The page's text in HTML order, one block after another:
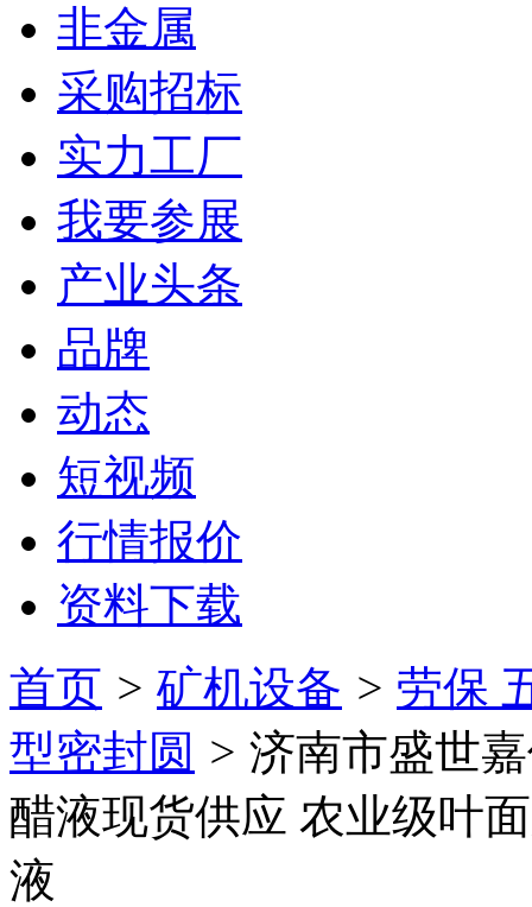
非金属
采购招标
实力工厂
我要参展
产业头条
品牌
动态
短视频
行情报价
资料下载
首页 > 矿机设备 > 劳保
型密封圆 > 济南市盛世
醋液现货供应 农业级叶
液